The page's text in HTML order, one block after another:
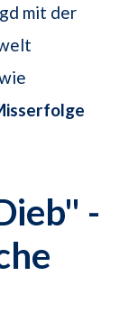
mit der
-